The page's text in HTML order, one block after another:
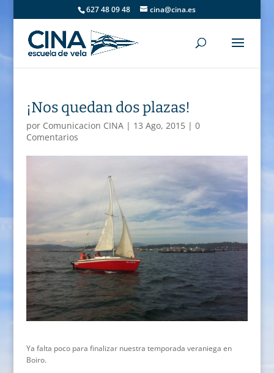
627 48 09 48 cina@cina.es
¡Nos quedan dos plazas!
por Comunicacion CINA| 13 Ago, 2015| 0
Comentarios
Ya falta poco para finalizar nuestra temporada veraniega en
Boiro.